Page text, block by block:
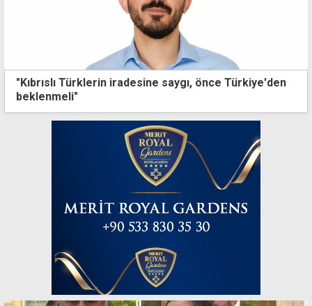
"Kıbrıslı Türklerin iradesine saygı, önce Türkiye'den
beklenmeli"